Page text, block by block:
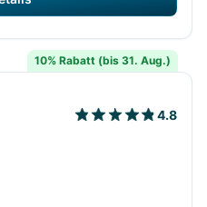
10% Rabatt (bis 31. Aug.)
4.8